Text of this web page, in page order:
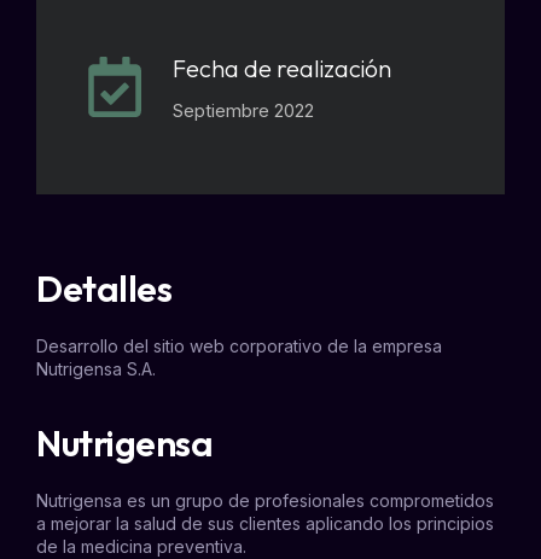
Fecha de realización
Septiembre 2022
Detalles
Desarrollo del sitio web corporativo de la empresa
Nutrigensa S.A.
Nutrigensa
Nutrigensa es un grupo de profesionales comprometidos
a mejorar la salud de sus clientes aplicando los principios
de la medicina preventiva.